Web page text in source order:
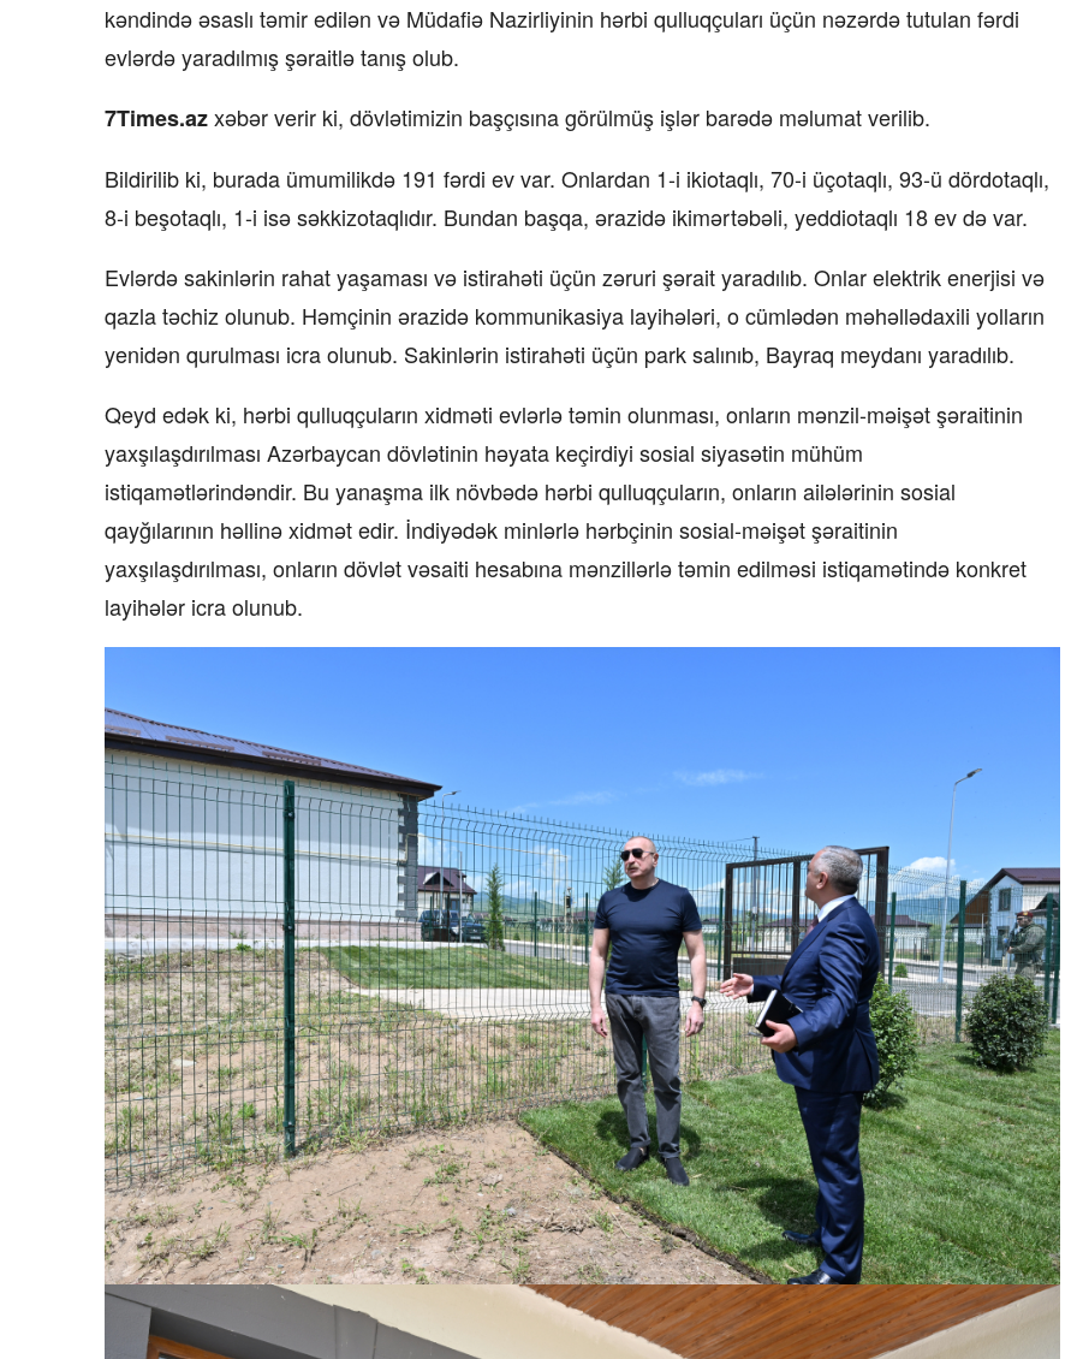
kəndində əsaslı təmir edilən və Müdafiə Nazirliyinin hərbi qulluqçuları üçün nəzərdə tutulan fərdi
evlərdə yaradılmış şəraitlə tanış olub.
7Times.azxəbər verir ki, dövlətimizin başçısına görülmüş işlər barədə məlumat verilib.
Bildirilib ki, burada ümumilikdə 191 fərdi ev var. Onlardan 1-i ikiotaqlı, 70-i üçotaqlı, 93-ü dördotaqlı,
8-i beşotaqlı, 1-i isə səkkizotaqlıdır. Bundan başqa, ərazidə ikimərtəbəli, yeddiotaqlı 18 ev də var.
Evlərdə sakinlərin rahat yaşaması və istirahəti üçün zəruri şərait yaradılıb. Onlar elektrik enerjisi və
qazla təchiz olunub. Həmçinin ərazidə kommunikasiya layihələri, o cümlədən məhəllədaxili yolların
yenidən qurulması icra olunub. Sakinlərin istirahəti üçün park salınıb, Bayraq meydanı yaradılıb.
Qeyd edək ki, hərbi qulluqçuların xidməti evlərlə təmin olunması, onların mənzil-məişət şəraitinin
yaxşılaşdırılması Azərbaycan dövlətinin həyata keçirdiyi sosial siyasətin mühüm
istiqamətlərindəndir. Bu yanaşma ilk növbədə hərbi qulluqçuların, onların ailələrinin sosial
qayğılarının həllinə xidmət edir. İndiyədək minlərlə hərbçinin sosial-məişət şəraitinin
yaxşılaşdırılması, onların dövlət vəsaiti hesabına mənzillərlə təmin edilməsi istiqamətində konkret
layihələr icra olunub.